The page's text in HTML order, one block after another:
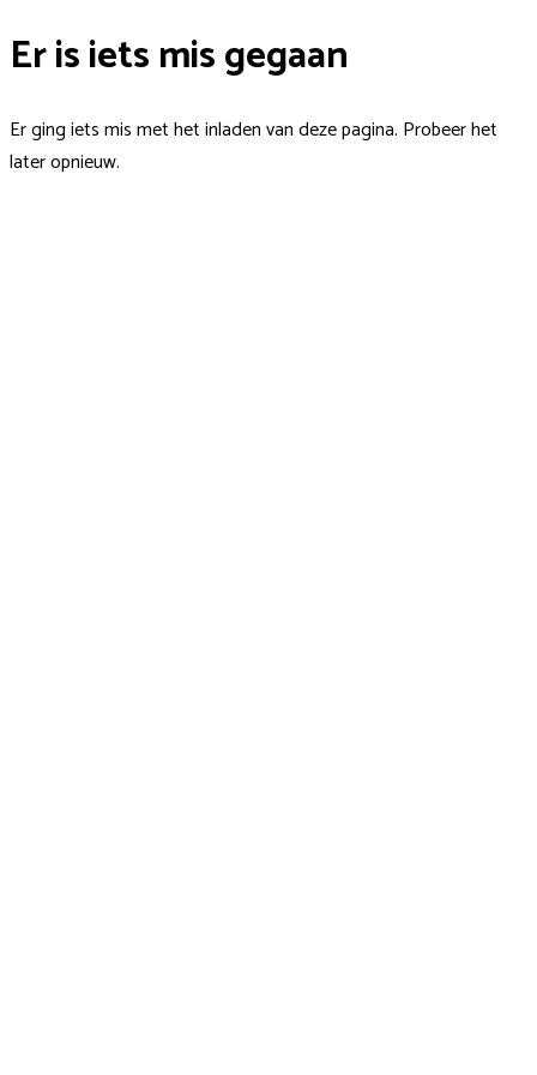
Er is iets mis gegaan
Er ging iets mis met het inladen van deze pagina. Probeer het
later opnieuw.